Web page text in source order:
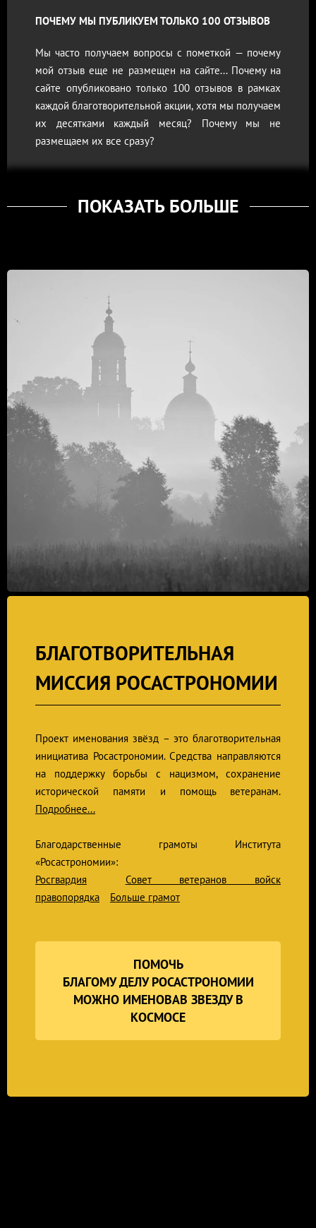
ПОЧЕМУ МЫ ПУБЛИКУЕМ ТОЛЬКО 100 ОТЗЫВОВ
Мы часто получаем вопросы с пометкой — почему
мой отзыв еще не размещен на сайте... Почему на
сайте опубликовано только 100 отзывов в рамках
каждой благотворительной акции, хотя мы получаем
их десятками каждый месяц? Почему мы не
размещаем их все сразу?
БЛАГОТВОРИТЕЛЬНАЯ
МИССИЯ РОСАСТРОНОМИИ
Проект именования звёзд – это благотворительная
инициатива Росастрономии. Средства направляются
на поддержку борьбы с нацизмом, сохранение
исторической памяти и помощь ветеранам.
Подробнее...
Благодарственные грамоты Института
«Росастрономии»:
Росгвардия
Совет ветеранов войск
правопорядка
Больше грамот
ПОМОЧЬ
БЛАГОМУ ДЕЛУ РОСАСТРОНОМИИ
МОЖНО ИМЕНОВАВ ЗВЕЗДУ В
КОСМОСЕ